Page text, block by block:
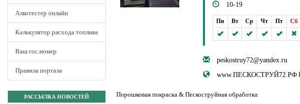
Алкотестер онлайн
Калькулятор расхода топлива
Ваш гос.номер
Правила портала
РАССЫЛКА НОВОСТЕЙ
10-19
Пн Вт Ср Чт Пт Сб
peskostruy72@yandex.ru
www.ПЕСКОСТРУЙ72.РФ
Порошковая покраска & Пескоструйная обработка